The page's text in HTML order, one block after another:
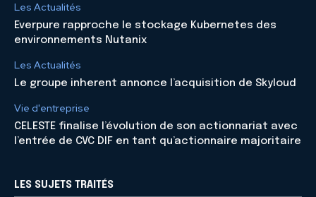
Les Actualités
Everpure rapproche le stockage Kubernetes des
environnements Nutanix
Les Actualités
Le groupe inherent annonce l’acquisition de Skyloud
Vie d'entreprise
CELESTE finalise l’évolution de son actionnariat avec
l’entrée de CVC DIF en tant qu’actionnaire majoritaire
LES SUJETS TRAITÉS